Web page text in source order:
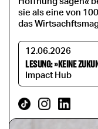
sie als eine von
das
12.06.2026
LESUNG: »KEINE
Impact Hub